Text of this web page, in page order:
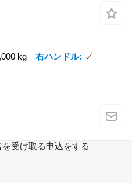
kg 右ハンドル ✓
受け取る申込をする